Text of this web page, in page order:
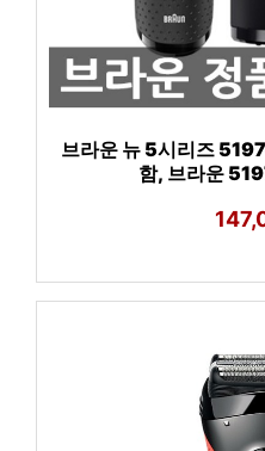
브라운 뉴 5시리즈
함, 브라운